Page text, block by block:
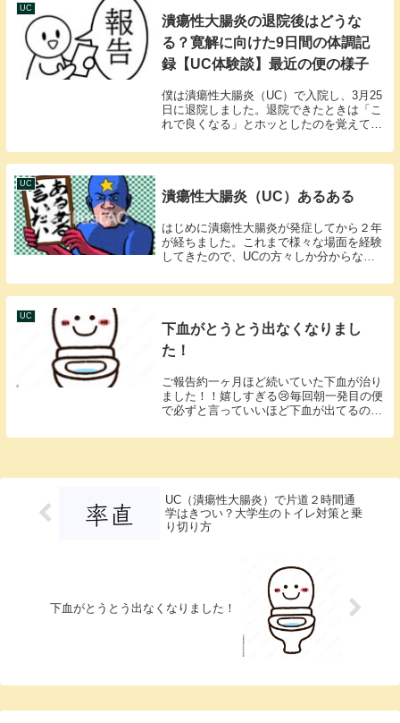
UC
潰瘍性大腸炎の退院後はどうな
る？寛解に向けた9日間の体調記
録【UC体験談】最近の便の様子
僕は潰瘍性大腸炎（UC）で入院し、3月25
日に退院しました。退院できたときは「こ
れで良くなる」とホッとしたのを覚えてい
一直線には良くなりませんでした。この記
事では、退院後9日間の僕の体調がどう変
UC
潰瘍性大腸炎（UC）あるある
はじめに潰瘍性大腸炎が発症してから２年
が経ちました。これまで様々な場面を経験
してきたので、UCの方々しか分からない
す。同じ境遇の方には共感の嵐なのではな
いでしょうか？？１．頭の片隅には絶対に
UC
下血がとうとう出なくなりまし
た！
ご報告約一ヶ月ほど続いていた下血が治り
ました！！嬉しすぎる😢毎回朝一発目の便
で必ずと言っていいほど下血が出てるのを
治ってない、昨日より出てて最悪、昨日と
UC（潰瘍性大腸炎）で片道２時間通
学はきつい？大学生のトイレ対策と乗
り切り方
下血がとうとう出なくなりました！